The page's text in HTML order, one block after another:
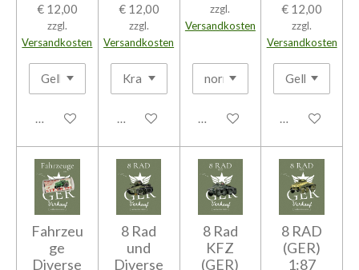
€ 12,00
zzgl.
Versandkosten
In den Warenkorb
€ 12,00
zzgl.
Versandkosten
In den Warenkorb
zzgl.
Versandkosten
In den Warenkorb
€ 12,00
zzgl.
Versandkosten
In den
Fahrzeu
ge
Diverse
8 Rad
und
Diverse
8 Rad
KFZ
(GER)
8 RAD
(GER)
1:87